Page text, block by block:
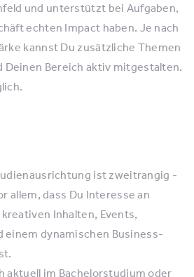
und unterstützt bei Aufgaben,
echten Impact haben. Je nach
kannst Du zusätzliche Themen
Deinen Bereich aktiv mitgestalten.
ist zweitrangig -
allem, dass Du Interesse an
Inhalten, Events,
einem dynamischen Business-
aktuell im Bachelorstudium oder